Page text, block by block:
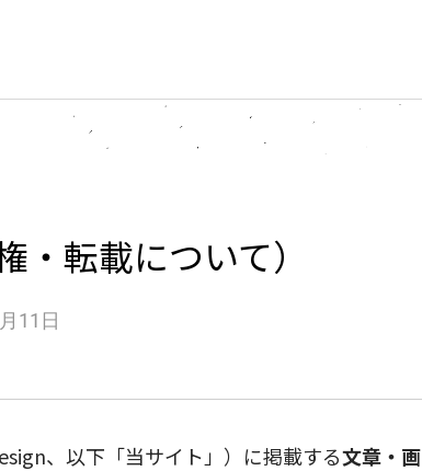
転載について）
11日
、以下「当サイト」）に掲載する文章・画